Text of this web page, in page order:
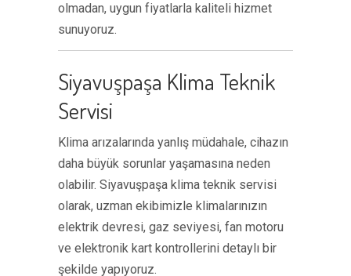
olmadan, uygun fiyatlarla kaliteli hizmet
sunuyoruz.
Siyavuşpaşa Klima Teknik
Servisi
Klima arızalarında yanlış müdahale, cihazın
daha büyük sorunlar yaşamasına neden
olabilir. Siyavuşpaşa klima teknik servisi
olarak, uzman ekibimizle klimalarınızın
elektrik devresi, gaz seviyesi, fan motoru
ve elektronik kart kontrollerini detaylı bir
şekilde yapıyoruz.